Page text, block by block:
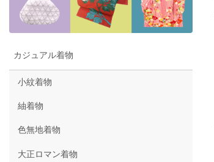
カジュアル着物
小紋着物
紬着物
色無地着物
大正ロマン着物